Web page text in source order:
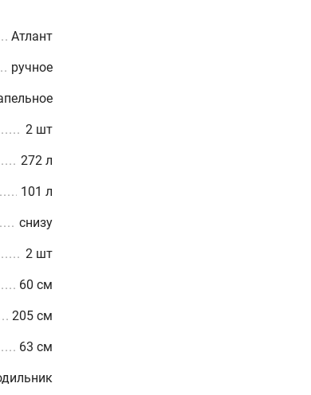
Атлант
ручное
2 шт
272 л
101 л
снизу
2 шт
60 см
205 см
63 см